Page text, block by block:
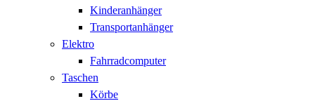
Kinderanhänger
Transportanhänger
Elektro
Fahrradcomputer
Taschen
Körbe